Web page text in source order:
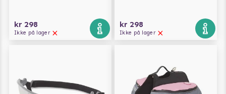
kr 298
Ikke på lager
kr 298
Ikke på lager